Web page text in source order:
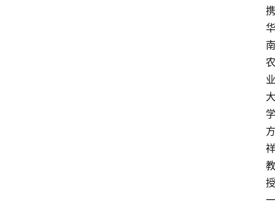
携
华
南
农
业
大
学
方
祥
教
授
一